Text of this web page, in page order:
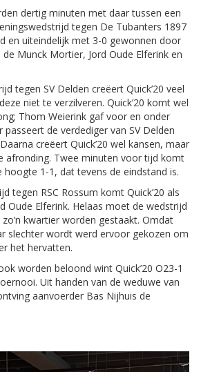
dertig minuten met daar tussen een
tegen De Tubanters 1897
en uiteindelijk met 3-0 gewonnen door
Munck Mortier, Jord Oude Elferink en
tegen SV Delden creëert Quick’20 veel
niet te verzilveren. Quick’20 komt wel
Thom Weierink gaf voor en onder
de verdediger van SV Delden
creëert Quick’20 wel kansen, maar
afronding. Twee minuten voor tijd komt
hoogte 1-1, dat tevens de eindstand is.
tegen RSC Rossum komt Quick’20 als
Oude Elferink. Helaas moet de wedstrijd
kwartier worden gestaakt. Omdat
slechter wordt werd ervoor gekozen om
het hervatten.
worden beloond wint Quick’20 O23-1
Uit handen van de weduwe van
aanvoerder Bas Nijhuis de